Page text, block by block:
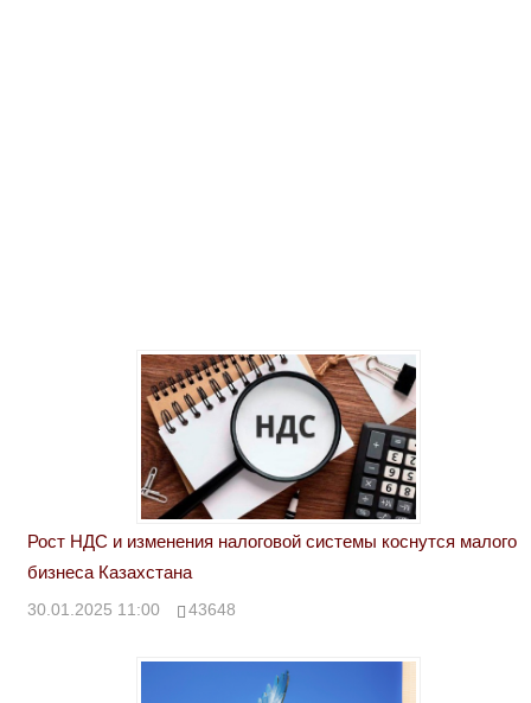
Рост НДС и изменения налоговой системы коснутся малого
бизнеса Казахстана
30.01.2025 11:00 43648